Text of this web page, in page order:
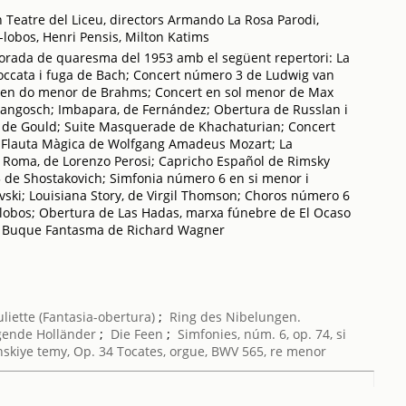
del Liceu, directors Armando La Rosa Parodi,
Henri Pensis, Milton Katims
de quaresma del 1953 amb el següent repertori: La
i fuga de Bach; Concert número 3 de Ludwig van
do menor de Brahms; Concert en sol menor de Max
Imbapara, de Fernández; Obertura de Russlan i
Gould; Suite Masquerade de Khachaturian; Concert
Màgica de Wolfgang Amadeus Mozart; La
de Lorenzo Perosi; Capricho Español de Rimsky
Shostakovich; Simfonia número 6 en si menor i
Louisiana Story, de Virgil Thomson; Choros número 6
Obertura de Las Hadas, marxa fúnebre de El Ocaso
Fantasma de Richard Wagner
(Fantasia-obertura); Ring des Nibelungen.
Holländer; Die Feen ; Simfonies, núm. 6, op. 74, si
temy, Op. 34 Tocates, orgue, BWV 565, re menor